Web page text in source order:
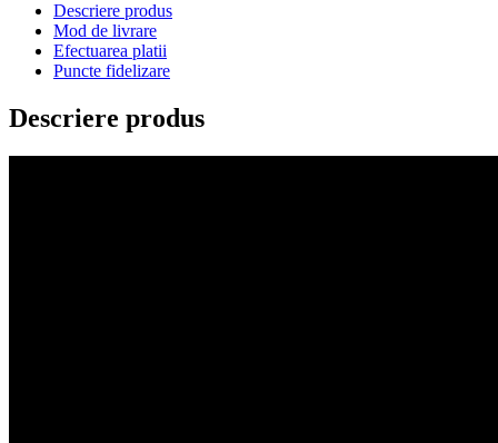
Descriere produs
Mod de livrare
Efectuarea platii
Puncte fidelizare
Descriere produs